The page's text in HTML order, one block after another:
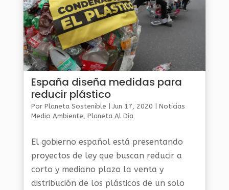
España diseña medidas para
reducir plástico
Por Planeta Sostenible |Jun 17, 2020
Noticias
Medio Ambiente, Planeta Al Día
El gobierno español está presentando
proyectos de ley que buscan reducir a
corto y mediano plazo la venta y
distribución de los plásticos de un solo